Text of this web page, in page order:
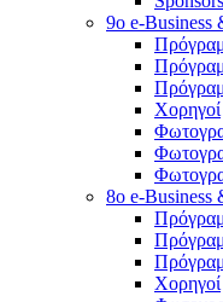
9o e-Business
Χορηγοί
8o e-Business
Χορηγοί